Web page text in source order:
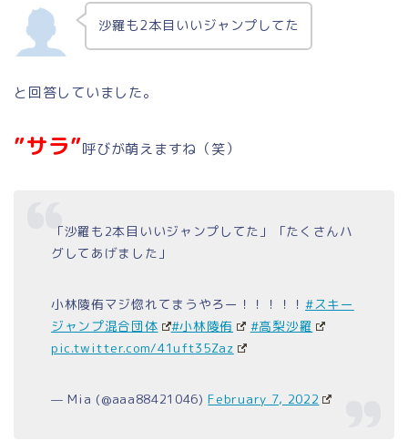
沙羅も2本目いいジャンプしてた
と回答していました。
”サラ”呼びが萌えますね（笑）
「沙羅も2本目いいジャンプしてた」「たくさんハ
グしてあげました」
小林陵侑マジ惚れてまうやろー！！！！！#スキー
ジャンプ混合団体
#小林陵侑
#高梨沙羅
pic.twitter.com/41uft35Zaz
— Mia (@aaa88421046)February 7, 2022